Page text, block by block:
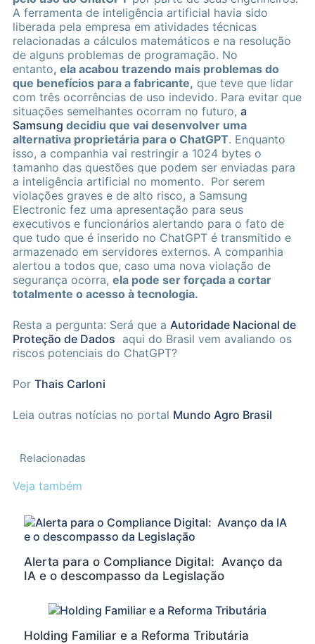
A ferramenta de inteligência artificial havia sido
liberada pela empresa em atividades técnicas
relacionadas a cálculos matemáticos e na resolução
de alguns problemas de programação. No
entanto, ela acabou trazendo mais problemas do
que benefícios para a fabricante, que teve que lidar
com três ocorrências de uso indevido. Para evitar que
situações semelhantes ocorram no futuro, a
Samsung decidiu que vai desenvolver uma
alternativa proprietária para o ChatGPT. Enquanto
isso, a companhia vai restringir a 1024 bytes o
tamanho das questões que podem ser enviadas para
a inteligência artificial no momento. Por serem
violações graves e de alto risco, a Samsung
Electronic fez uma apresentação para seus
executivos e funcionários alertando para o fato de
que tudo que é inserido no ChatGPT é transmitido e
armazenado em servidores externos. A companhia
alertou a todos que, caso uma nova violação de
segurança ocorra, ela pode ser forçada a cortar
totalmente o acesso à tecnologia.
Resta a pergunta: Será que a Autoridade Nacional de
Proteção de Dados aqui do Brasil vem avaliando os
riscos potenciais do ChatGPT?
Por Thais Carloni
Leia outras notícias no portal Mundo Agro Brasil
Relacionadas
Veja também
Alerta para o Compliance Digital: Avanço da
IA e o descompasso da Legislação
Holding Familiar e a Reforma Tributária